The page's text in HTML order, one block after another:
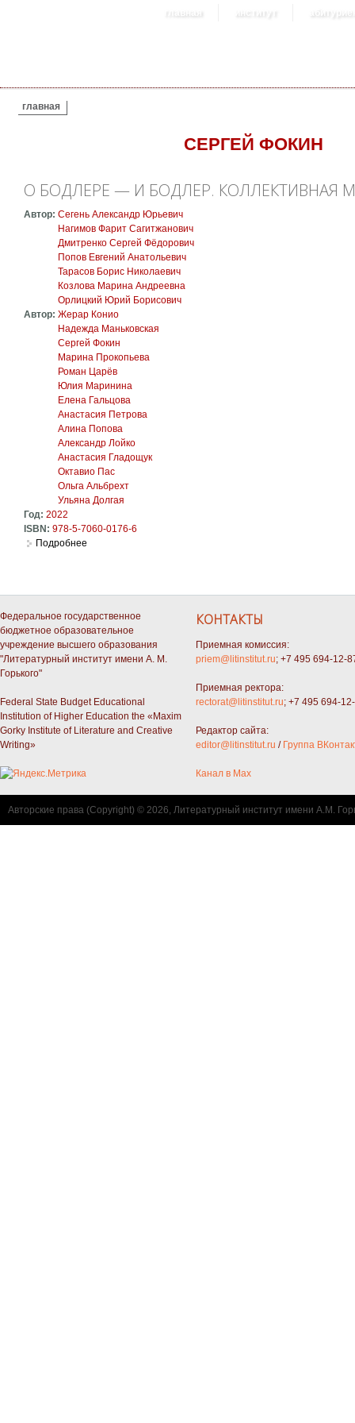
главная институт
ВЫ ЗДЕСЬ
главная
СЕРГЕЙ ФОКИН
О БОДЛЕРЕ — И БОДЛЕР. КОЛЛЕКТИВНАЯ
Автор: Сегень Александр Юрьевич
Нагимов Фарит Сагитжанович
Дмитренко Сергей Фёдорович
Попов Евгений Анатольевич
Тарасов Борис Николаевич
Козлова Марина Андреевна
Орлицкий Юрий Борисович
Автор: Жерар Конио
Надежда Маньковская
Сергей Фокин
Марина Прокопьева
Роман Царёв
Юлия Маринина
Елена Гальцова
Анастасия Петрова
Алина Попова
Александр Лойко
Анастасия Гладощук
Октавио Пас
Ольга Альбрехт
Ульяна Долгая
Год: 2022
ISBN: 978-5-7060-0176-6
Подробнее
Федеральное государственное
бюджетное образовательное
учреждение высшего образования
"Литературный институт имени А. М.
Горького"
Federal State Budget Educational
Institution of Higher Education the «Maxim
Gorky Institute of Literature and Creative
Writing»
КОНТАКТЫ
Приемная комиссия:
priem@litinstitut.ru; +7 495 694-12-
Приемная ректора:
rectorat@litinstitut.ru; +7 495 694-
Редактор сайта:
editor@litinstitut.ru / Группа
Канал в Max
Авторские права (Copyright) © 2026, Литературный институт имени А.М.